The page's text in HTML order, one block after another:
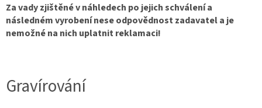
Za vady zjištěné v náhledech po jejich schválení a
následném vyrobení nese odpovědnost zadavatel a je
nemožné na nich uplatnit reklamaci!
Gravírování